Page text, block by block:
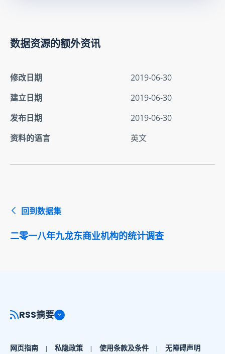
数据资源的额外资讯
修改日期
2019-06-30
建立日期
2019-06-30
发布日期
2019-06-30
资料的语言
英文
回到数据集
二零一八年九龙东商业机构的统计调查
RSS摘要
网页指南 私隐政策 使用条款及条件 无障碍声明